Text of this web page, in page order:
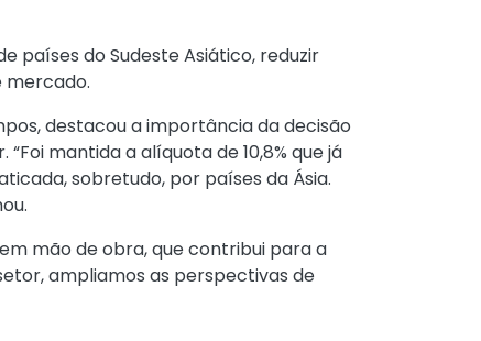
países do Sudeste Asiático, reduzir
mercado.
destacou a importância da decisão
mantida a alíquota de 10,8% que já
sobretudo, por países da Ásia.
mão de obra, que contribui para a
ampliamos as perspectivas de